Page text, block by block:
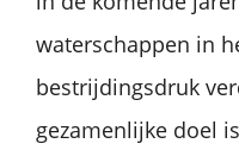
waterschappen in
bestrijdingsdruk
gezamenlijke doel